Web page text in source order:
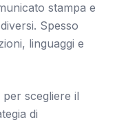
stampa e
Spesso
linguaggi e
scegliere il
di